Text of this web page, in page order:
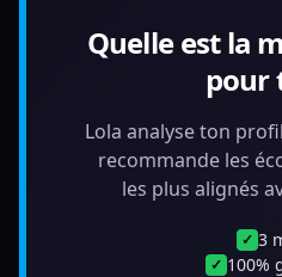
Quelle est la
pour
Lola analyse ton
recommande les
les plus alignés
✓ 3
✓ 100%